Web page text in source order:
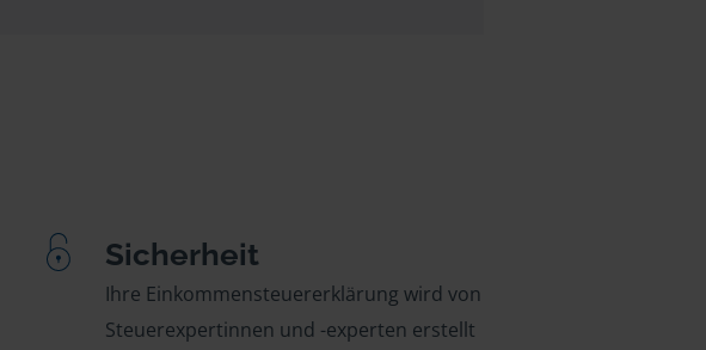
Sicherheit
Ihre Einkommensteuererklärung wird von
Steuerexpertinnen und -experten erstellt